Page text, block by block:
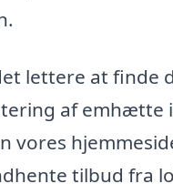
lettere at finde
af emhætte i
vores
tilbud fra